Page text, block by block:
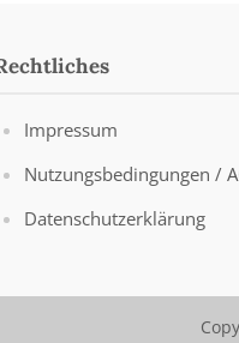
Impressum
Nutzungsbedingungen /
Datenschutzerklärung